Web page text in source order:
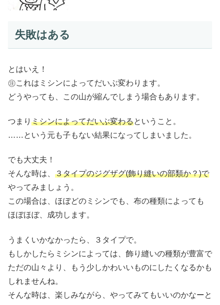
失敗はある
とはいえ！
㊟これはミシンによってだいぶ変わります。
どうやっても、この山が縮んでしまう場合もあります。
つまり ミシンによってだいぶ変わるということ。
……という元も子もない結果になってしまいました。
でも大丈夫！
そんな時は、 ３タイプのジグザグ(飾り縫いの部類か？)で
やってみましょう。
この場合は、ほぼどのミシンでも、布の種類によっても
ほぼほぼ、成功します。
うまくいかなかったら、３タイプで。
もしかしたらミシンによっては、飾り縫いの種類が豊富で
ただの山々より、もう少しかわいいものにしたくなるかも
しれませんね。
そんな時は、楽しみながら、やってみてもいいのかなーと